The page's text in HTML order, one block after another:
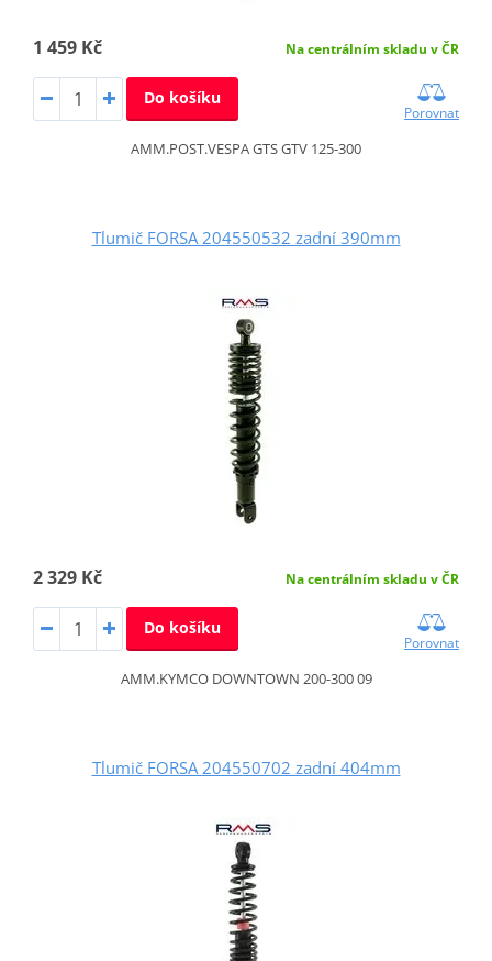
1 459 Kč Na centrálním skladu v ČR
Do košíku
Porovnat
AMM.POST.VESPA GTS GTV 125-300
Tlumič FORSA 204550532 zadní 390mm
2 329 Kč Na centrálním skladu v ČR
Do košíku
Porovnat
AMM.KYMCO DOWNTOWN 200-300 09
Tlumič FORSA 204550702 zadní 404mm